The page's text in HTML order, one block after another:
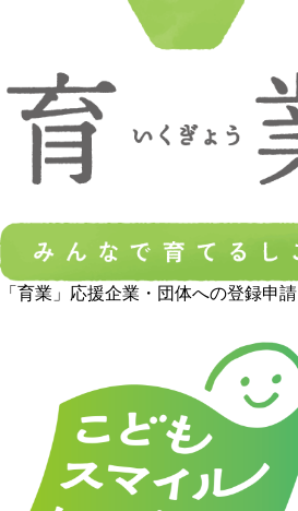
「育業」応援企業・団体への登録申請